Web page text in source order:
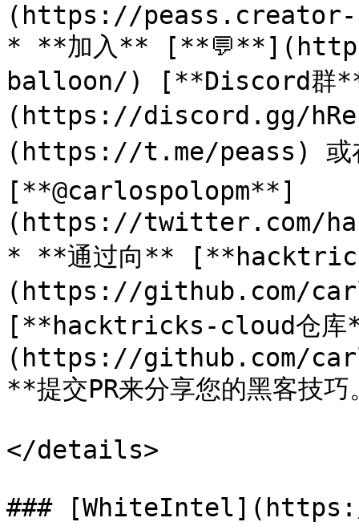
(https://peass.creator-
* **加入**
balloon/) [**Discord群
(https://discord.gg/
(https://t.me/peass) 或
[**@carlospolopm**]
(https://twitter.com/
* **通过向**
(https://github.com/
[**hacktricks-cloud仓
(https://github.com/
**提交PR来分享您的黑客技
</details>
###